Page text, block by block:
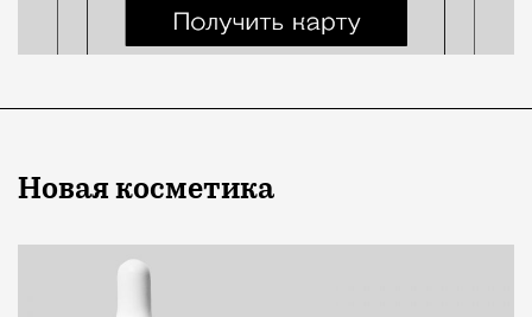
Новая косметика